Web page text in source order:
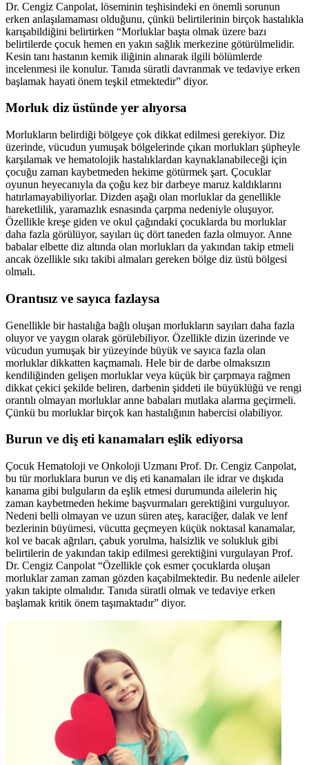
Dr. Cengiz Canpolat, löseminin teşhisindeki en önemli sorunun
erken anlaşılamaması olduğunu, çünkü belirtilerinin birçok hastalıkla
karışabildiğini belirtirken “Morluklar başta olmak üzere bazı
belirtilerde çocuk hemen en yakın sağlık merkezine götürülmelidir.
Kesin tanı hastanın kemik iliğinin alınarak ilgili bölümlerde
incelenmesi ile konulur. Tanıda süratli davranmak ve tedaviye erken
başlamak hayati önem teşkil etmektedir” diyor.
Morluk diz üstünde yer alıyorsa
Morlukların belirdiği bölgeye çok dikkat edilmesi gerekiyor. Diz
üzerinde, vücudun yumuşak bölgelerinde çıkan morlukları şüpheyle
karşılamak ve hematolojik hastalıklardan kaynaklanabileceği için
çocuğu zaman kaybetmeden hekime götürmek şart. Çocuklar
oyunun heyecanıyla da çoğu kez bir darbeye maruz kaldıklarını
hatırlamayabiliyorlar. Dizden aşağı olan morluklar da genellikle
hareketlilik, yaramazlık esnasında çarpma nedeniyle oluşuyor.
Özellikle kreşe giden ve okul çağındaki çocuklarda bu morluklar
daha fazla görülüyor, sayıları üç dört taneden fazla olmuyor. Anne
babalar elbette diz altında olan morlukları da yakından takip etmeli
ancak özellikle sıkı takibi almaları gereken bölge diz üstü bölgesi
olmalı.
Orantısız ve sayıca fazlaysa
Genellikle bir hastalığa bağlı oluşan morlukların sayıları daha fazla
oluyor ve yaygın olarak görülebiliyor. Özellikle dizin üzerinde ve
vücudun yumuşak bir yüzeyinde büyük ve sayıca fazla olan
morluklar dikkatten kaçmamalı. Hele bir de darbe olmaksızın
kendiliğinden gelişen morluklar veya küçük bir çarpmaya rağmen
dikkat çekici şekilde beliren, darbenin şiddeti ile büyüklüğü ve rengi
orantılı olmayan morluklar anne babaları mutlaka alarma geçirmeli.
Çünkü bu morluklar birçok kan hastalığının habercisi olabiliyor.
Burun ve diş eti kanamaları eşlik ediyorsa
Çocuk Hematoloji ve Onkoloji Uzmanı Prof. Dr. Cengiz Canpolat,
bu tür morluklara burun ve diş eti kanamaları ile idrar ve dışkıda
kanama gibi bulguların da eşlik etmesi durumunda ailelerin hiç
zaman kaybetmeden hekime başvurmaları gerektiğini vurguluyor.
Nedeni belli olmayan ve uzun süren ateş, karaciğer, dalak ve lenf
bezlerinin büyümesi, vücutta geçmeyen küçük noktasal kanamalar,
kol ve bacak ağrıları, çabuk yorulma, halsizlik ve solukluk gibi
belirtilerin de yakından takip edilmesi gerektiğini vurgulayan Prof.
Dr. Cengiz Canpolat “Özellikle çok esmer çocuklarda oluşan
morluklar zaman zaman gözden kaçabilmektedir. Bu nedenle aileler
yakın takipte olmalıdır. Tanıda süratli olmak ve tedaviye erken
başlamak kritik önem taşımaktadır” diyor.